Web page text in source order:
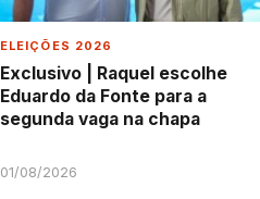
ELEIÇÕES 2026
Exclusivo | Raquel escolhe
Eduardo da Fonte para a
segunda vaga na chapa
01/08/2026